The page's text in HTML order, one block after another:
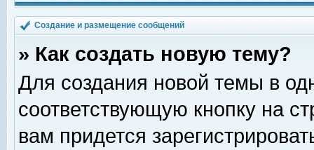
Создание и размещение сообщений
» Как создать новую тему?
Для создания новой темы в
соответствующую кнопку на
вам придется